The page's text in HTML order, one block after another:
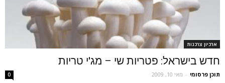
ארכיון צרכנות
חדש בישראל: פטריות שי – מג'י טריות
תוכן פרסומי - מאי 10, 2009 0